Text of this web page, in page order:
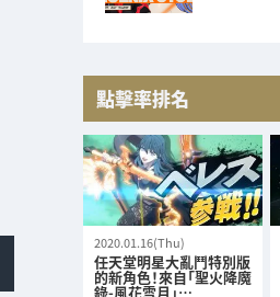
點擊率排名
2020.01.16(Thu)
任天堂明星大亂鬥特別版
的新角色！來自「聖火降魔
錄-風花雪月」…